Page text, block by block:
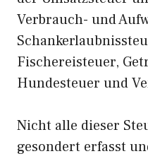
Verbrauch- und
Fischereisteuer,
Hundesteuer und
Nicht alle dieser
gesondert erfasst